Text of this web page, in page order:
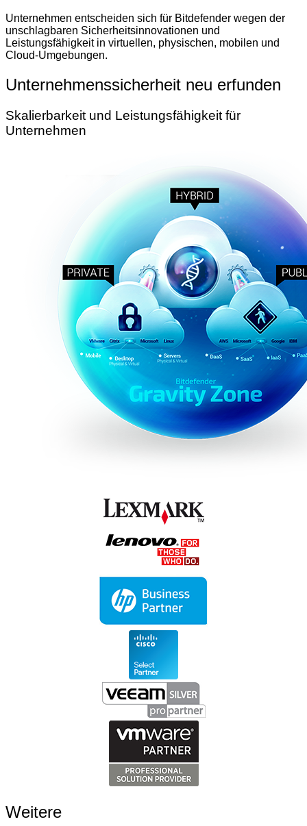
Unternehmen entscheiden sich für Bitdefender wegen der
unschlagbaren Sicherheitsinnovationen und
Leistungsfähigkeit in virtuellen, physischen, mobilen und
Cloud-Umgebungen.
Unternehmenssicherheit neu erfunden
Skalierbarkeit und Leistungsfähigkeit für
Unternehmen
Weitere